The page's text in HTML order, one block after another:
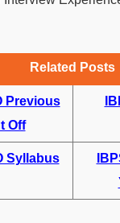
Related Posts
Previous
Off
Syllabus